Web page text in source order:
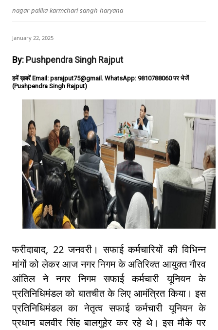
nagar-palika-karmchari-sangh-haryana
January 22, 2025
By: Pushpendra Singh Rajput
हमें ख़बरें Email: psrajput75@gmail. WhatsApp: 9810788060 पर भेजें
(Pushpendra Singh Rajput)
फरीदाबाद, 22 जनवरी। सफाई कर्मचारियों की विभिन्न
मांगों को लेकर आज नगर निगम के अतिरिक्त आयुक्त गौरव
आंतिल ने नगर निगम सफाई कर्मचारी यूनियन के
प्रतिनिधिमंडल को बातचीत के लिए आमंत्रित किया। इस
प्रतिनिधिमंडल का नेतृत्व सफाई कर्मचारी यूनियन के
प्रधान बलवीर सिंह बालगुहेर कर रहे थे। इस मौके पर